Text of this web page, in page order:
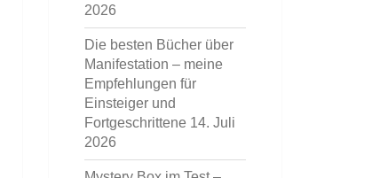
2026
Die besten Bücher über
Manifestation – meine
Empfehlungen für
Einsteiger und
Fortgeschrittene 14. Juli
2026